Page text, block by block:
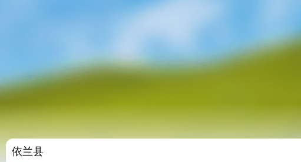
依兰县